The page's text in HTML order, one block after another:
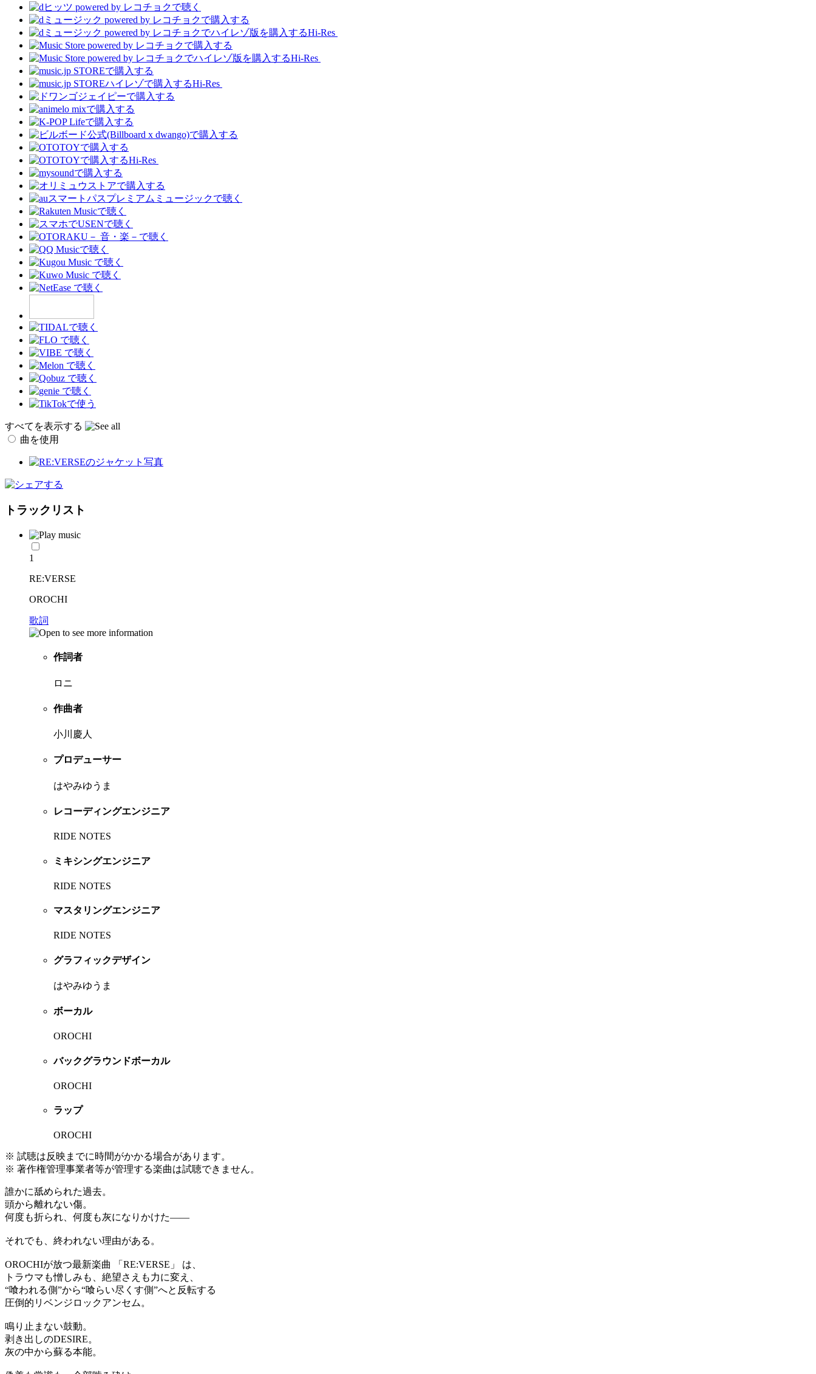
Hi-Res
Hi-Res
Hi-Res
Hi-Res
すべてを表示する
曲を使用
トラックリスト
1
RE:VERSE
OROCHI
歌詞
作詞者
ロニ
作曲者
小川慶人
プロデューサー
はやみゆうま
レコーディングエンジニア
RIDE NOTES
ミキシングエンジニア
RIDE NOTES
マスタリングエンジニア
RIDE NOTES
グラフィックデザイン
はやみゆうま
ボーカル
OROCHI
バックグラウンドボーカル
OROCHI
ラップ
OROCHI
※ 試聴は反映までに時間がかかる場合があります。
※ 著作権管理事業者等が管理する楽曲は試聴できません。
誰かに舐められた過去。
頭から離れない傷。
何度も折られ、何度も灰になりかけた——
それでも、終われない理由がある。
OROCHIが放つ最新楽曲 「RE:VERSE」 は、
トラウマも憎しみも、絶望さえも力に変え、
“喰われる側”から“喰らい尽くす側”へと反転する
圧倒的リベンジロックアンセム。
鳴り止まない鼓動。
剥き出しのDESIRE。
灰の中から蘇る本能。